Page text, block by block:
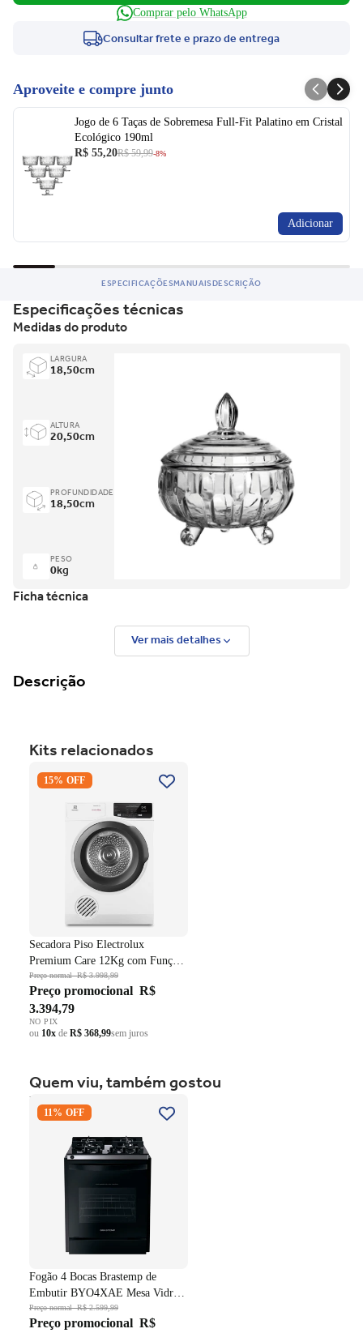
tiveram suas embalagens danificadas, ou serem apenas ponta de
estoque, não tendo nenhum dano.
fabricação.
Ficou com dúvida e não quer perder a oportunidade?
Entre em contato para saber mais do produto.
Comprar pelo WhatsApp
Consultar frete e prazo de entrega
Aproveite e compre junto
Jogo de 6 Taças de Sobremesa Full-Fit Palatino em Cristal
Ecológico 190ml
R$ 55,20R$ 59,99-8%
Adicionar
ESPECIFICAÇÕESMANUAISDESCRIÇÃO
Especificações técnicas
Medidas do produto
LARGURA
18,50cm
ALTURA
20,50cm
PROFUNDIDADE
18,50cm
PESO
0kg
Ficha técnica
Ver mais detalhes
Descrição
Kits relacionados
Premium Care 12Kg com
Branco 220V
15% OFF
Secadora Piso Electrolux
Premium Care 12Kg com Função
AutoSense SFP12 Branco 220V
Preço normalR$ 3.998,99
Preço promocional R$
3.394,79
NO PIX
ou 10x de R$ 368,99sem juros
Quem viu, também gostou
Fogão 4 Bocas Brastemp de
Embutir BYO4XAE Mesa
Fundido Dupla Chama Preto
11% OFF
Fogão 4 Bocas Brastemp de
Embutir BYO4XAE Mesa Vidro
Grade em Ferro Fundido Dupla
Chama Preto Bivolt
Preço normalR$ 2.599,99
Preço promocional R$